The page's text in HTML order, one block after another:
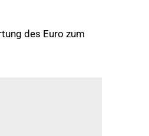
des Euro zum